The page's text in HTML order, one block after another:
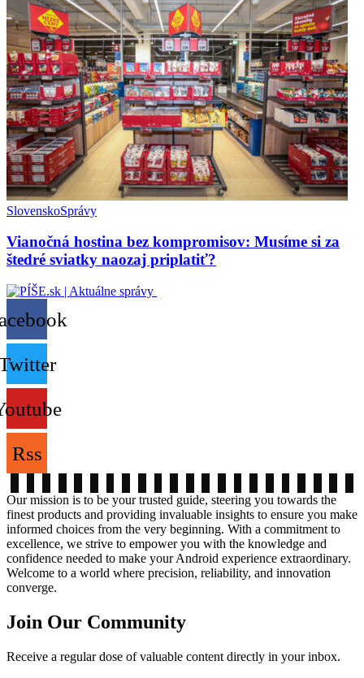
SlovenskoSprávy
Vianočná hostina bez kompromisov: Musíme si za
štedré sviatky naozaj priplatiť?
Rss
Our mission is to be your trusted guide, steering you towards the
finest products and providing invaluable insights to ensure you make
informed choices from the very beginning. With a commitment to
excellence, we strive to empower you with the knowledge and
confidence needed to make your Android experience extraordinary.
Welcome to a world where precision, reliability, and innovation
converge.
Join Our Community
Receive a regular dose of valuable content directly in your inbox.